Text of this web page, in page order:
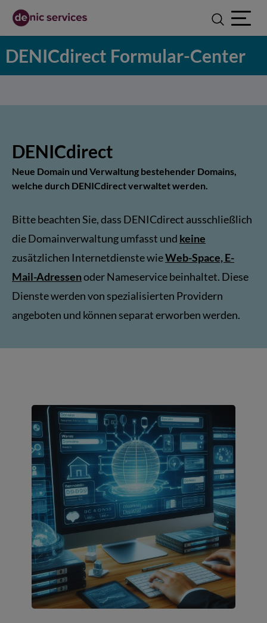
Open
DENICdirect Formular-Center
DENICdirect
Neue Domain und Verwaltung bestehender Domains,
welche durch DENICdirect verwaltet werden.
Bitte beachten Sie, dass DENICdirect ausschließlich
die Domainverwaltung umfasst und keine
zusätzlichen Internetdienste wieWeb-Space, E-
Mail-Adressenoder Nameservice beinhaltet. Diese
Dienste werden von spezialisierten Providern
angeboten und können separat erworben werden.